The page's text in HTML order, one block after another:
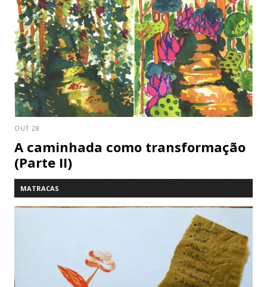
OUT 28
A caminhada como transformação
(Parte II)
MATRACAS